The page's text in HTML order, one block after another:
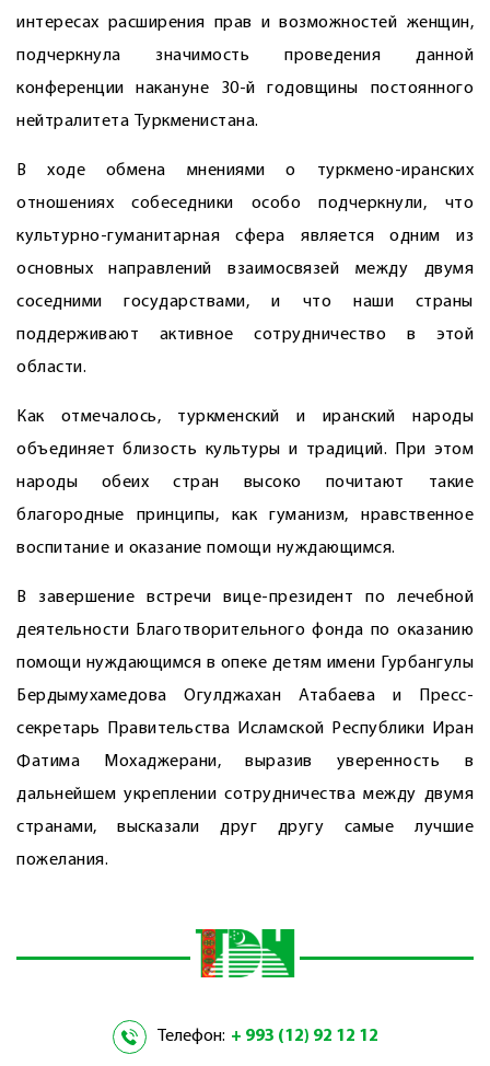
интересах расширения прав и возможностей женщин,
подчеркнула значимость проведения данной
конференции накануне 30-й годовщины постоянного
нейтралитета Туркменистана.
В ходе обмена мнениями о туркмено-иранских
отношениях собеседники особо подчеркнули, что
культурно-гуманитарная сфера является одним из
основных направлений взаимосвязей между двумя
соседними государствами, и что наши страны
поддерживают активное сотрудничество в этой
области.
Как отмечалось, туркменский и иранский народы
объединяет близость культуры и традиций. При этом
народы обеих стран высоко почитают такие
благородные принципы, как гуманизм, нравственное
воспитание и оказание помощи нуждающимся.
В завершение встречи вице-президент по лечебной
деятельности Благотворительного фонда по оказанию
помощи нуждающимся в опеке детям имени Гурбангулы
Бердымухамедова ­Огулджахан Атабаева и Пресс-
секретарь Правительства Исламской Республики Иран
­Фатима Мохаджерани, выразив уверенность в
дальнейшем укреп­лении сотрудничества между двумя
странами, высказали друг другу самые лучшие
пожелания.
Телефон: + 993 (12) 92 12 12